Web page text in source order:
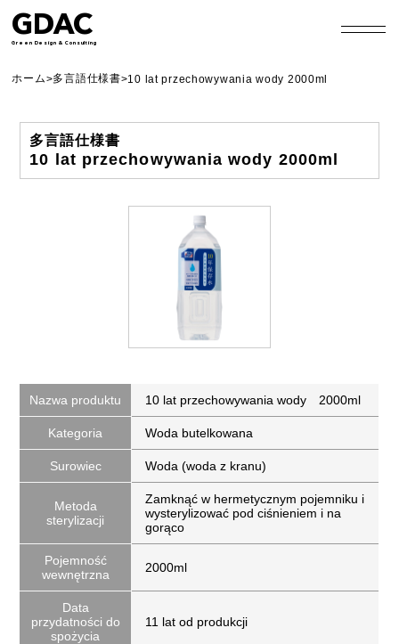
GDAC
Green Design & Consulting
ホーム>多言語仕様書>10 lat przechowywania wody 2000ml
多言語仕様書
10 lat przechowywania wody 2000ml
Nazwa produktu 10 lat przechowywania wody 2000ml
Kategoria Woda butelkowana
Surowiec Woda (woda z kranu)
Metoda
sterylizacji
Zamknąć w hermetycznym pojemniku i
wysterylizować pod ciśnieniem i na
gorąco
Pojemność
wewnętrzna
2000ml
Data
przydatności do
spożycia
11 lat od produkcji